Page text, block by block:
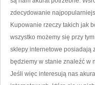
zdecydowanie
Kupowanie rzeczy takich jak
wszystko możemy się przy
sklepy internetowe posiadają
będziemy w stanie znaleźć w
Jeśli więc interesują nas